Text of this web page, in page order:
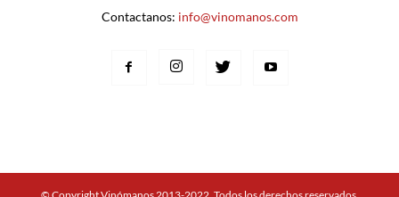
Contactanos: info@vinomanos.com